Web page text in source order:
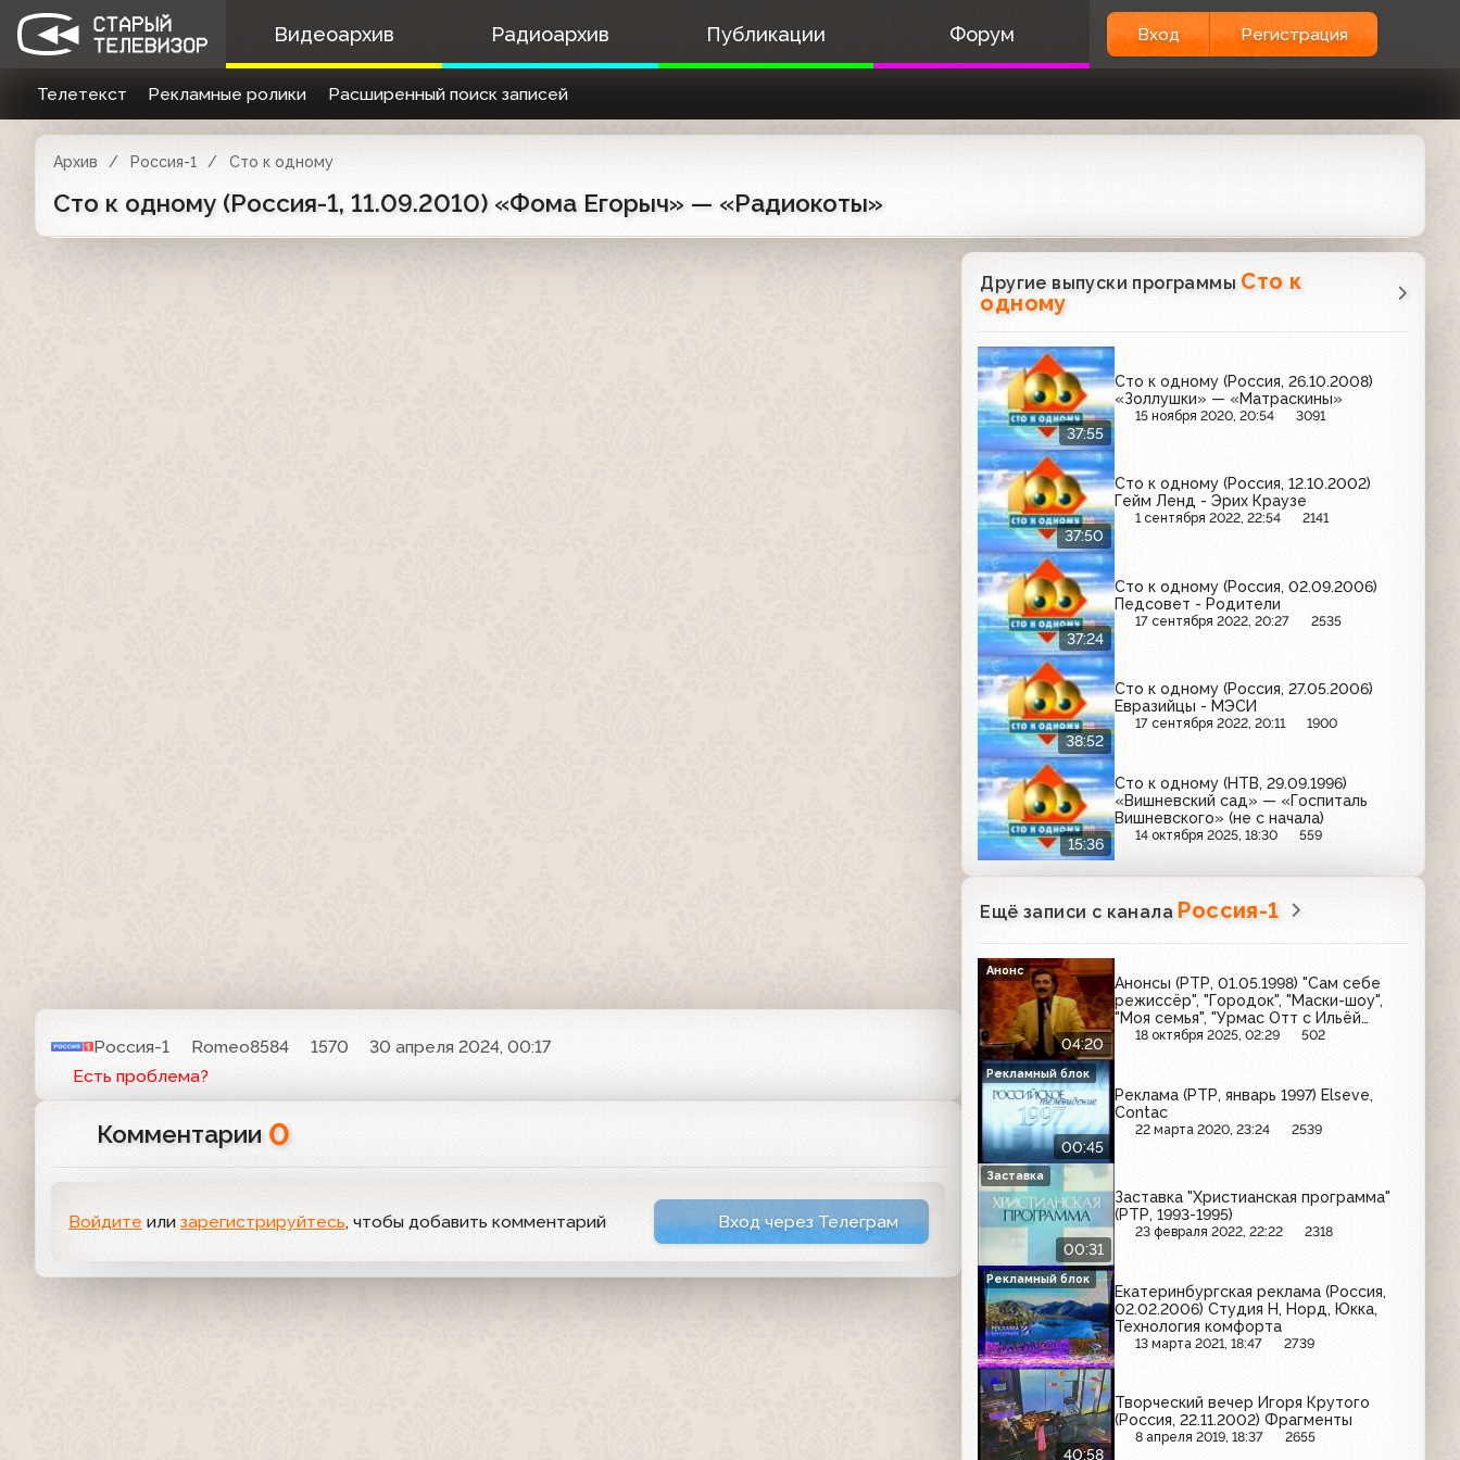
Видеоархив Радиоархив Публикации Форум Вход Регистрация
Телетекст Рекламные ролики Расширенный поиск записей
Архив Россия-1 Сто к одному
Сто к одному (Россия-1, 11.09.2010) «Фома Егорыч» — «Радиокоты»
Россия-1 Romeo8584 1570
30 апреля 2024, 00:17
Есть проблема?
Комментарии 0
Войдите или зарегистрируйтесь, чтобы добавить комментарий Вход через Телеграм
Другие выпуски программы Сто к
одному
37:55
Сто к одному (Россия, 26.10.2008)
«Золлушки» — «Матраскины»
15 ноября 2020, 20:54 3091
37:50
Сто к одному (Россия, 12.10.2002)
Гейм Ленд - Эрих Краузе
1 сентября 2022, 22:54 2141
37:24
Сто к одному (Россия, 02.09.2006)
Педсовет - Родители
17 сентября 2022, 20:27 2535
38:52
Сто к одному (Россия, 27.05.2006)
Евразийцы - МЭСИ
17 сентября 2022, 20:11 1900
15:36
Сто к одному (НТВ, 29.09.1996)
«Вишневский сад» — «Госпиталь
Вишневского» (не с начала)
14 октября 2025, 18:30 559
Ещё записи с канала Россия-1
04:20
Анонсы (РТР, 01.05.1998) "Сам себе
режиссёр", "Городок", "Маски-шоу",
"Моя семья", "Урмас Отт с Ильёй
Глазуновым", "Юбилей в кругу
18 октября 2025, 02:29 502
Анонс
00:45
Реклама (РТР, январь 1997) Elseve,
Contac
22 марта 2020, 23:24 2539
Рекламный блок
00:31
Заставка "Христианская программа"
(РТР, 1993-1995)
23 февраля 2022, 22:22 2318
Заставка
Екатеринбургская реклама (Россия,
02.02.2006) Студия Н, Норд, Юкка,
Технология комфорта
13 марта 2021, 18:47 2739
Рекламный блок
40:58
Творческий вечер Игоря Крутого
(Россия, 22.11.2002) Фрагменты
8 апреля 2019, 18:37 2655